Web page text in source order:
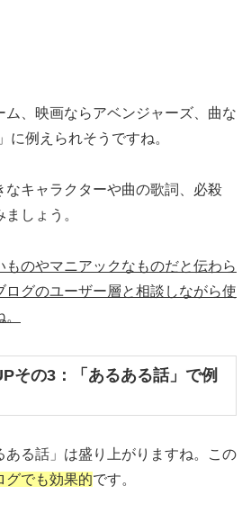
ム、映画ならアベンジャーズ、曲な
に例えられそうですね。
なキャラクターや曲の歌詞、必殺
しょう。
ものやマニアックなものだと伝わら
ログのユーザー層と相談しながら使
その3：「あるある話」で例
ある話」は盛り上がりますね。この
グでも効果的です。